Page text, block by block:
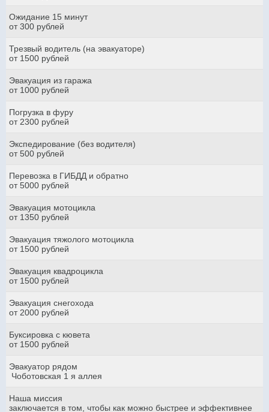
Ожидание 15 минут
от 300 рублей
Трезвый водитель (на эвакуаторе)
от 1500 рублей
Эвакуация из гаража
от 1000 рублей
Погрузка в фуру
от 2300 рублей
Экспедирование (без водителя)
от 500 рублей
Перевозка в ГИБДД и обратно
от 5000 рублей
Эвакуация мотоцикла
от 1350 рублей
Эвакуация тяжолого мотоцикла
от 1500 рублей
Эвакуация квадроцикла
от 1500 рублей
Эвакуация снегохода
от 2000 рублей
Буксировка с кювета
от 1500 рублей
Эвакуатор рядом
Чоботовская 1 я аллея
Наша миссия
заключается в том, чтобы как можно быстрее и эффективнее